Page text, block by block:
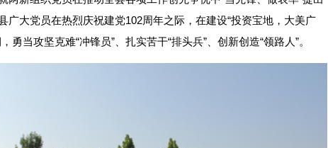
广大党员在热烈庆祝建党102周年之际，在建设“投资宝地，大美广
勇当攻坚克难“冲锋员”、扎实苦干“排头兵”、创新创造“领路人”。